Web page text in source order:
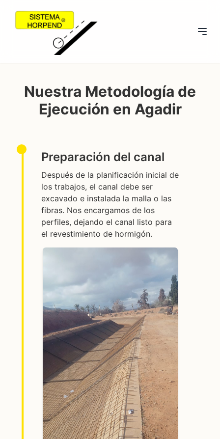
Nuestra Metodología de
Ejecución en Agadir
Preparación del canal
Después de la planificación inicial de
los trabajos, el canal debe ser
excavado e instalada la malla o las
fibras. Nos encargamos de los
perfiles, dejando el canal listo para
el revestimiento de hormigón.